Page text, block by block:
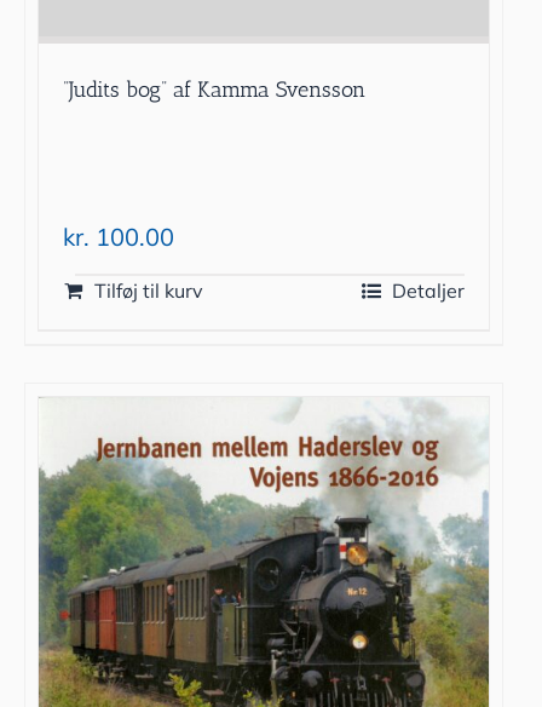
”Judits bog” af Kamma Svensson
kr. 100.00
Tilføj til kurv Detaljer